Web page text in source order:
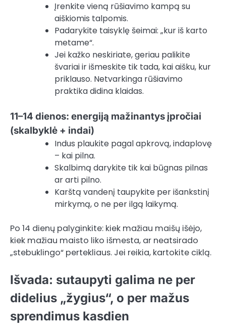
Įrenkite vieną rūšiavimo kampą su
aiškiomis talpomis.
Padarykite taisyklę šeimai: „kur iš karto
metame“.
Jei kažko neskiriate, geriau palikite
švariai ir išmeskite tik tada, kai aišku, kur
priklauso. Netvarkinga rūšiavimo
praktika didina klaidas.
11–14 dienos: energiją mažinantys įpročiai
(skalbyklė + indai)
Indus plaukite pagal apkrovą, indaplovę
– kai pilna.
Skalbimą darykite tik kai būgnas pilnas
ar arti pilno.
Karštą vandenį taupykite per išankstinį
mirkymą, o ne per ilgą laikymą.
Po 14 dienų palyginkite: kiek mažiau maišų išėjo,
kiek mažiau maisto liko išmesta, ar neatsirado
„stebuklingo“ pertekliaus. Jei reikia, kartokite ciklą.
Išvada: sutaupyti galima ne per
didelius „žygius“, o per mažus
sprendimus kasdien